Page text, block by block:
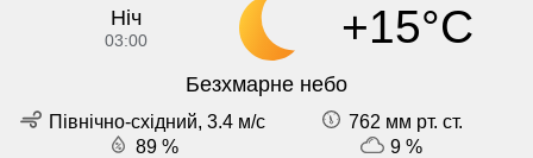
Ніч
03:00 +15°C
Безхмарне небо
Північно-східний, 3.4 м/с
762 мм рт. ст.
89 %
9 %